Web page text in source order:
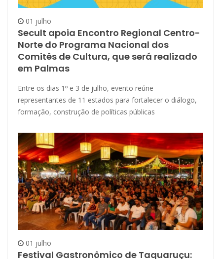
01 julho
Secult apoia Encontro Regional Centro-
Norte do Programa Nacional dos
Comitês de Cultura, que será realizado
em Palmas
Entre os dias 1º e 3 de julho, evento reúne
representantes de 11 estados para fortalecer o diálogo,
formação, construção de políticas públicas
01 julho
Festival Gastronômico de Taquaruçu: